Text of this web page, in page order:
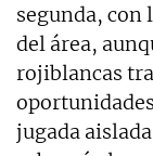
segunda, con
del área,
rojiblancas
jugada